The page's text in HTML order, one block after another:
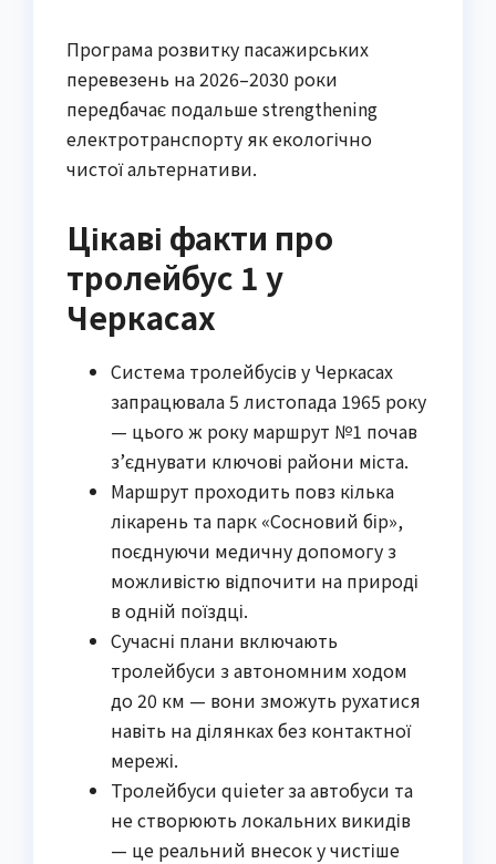
Програма розвитку пасажирських
перевезень на 2026–2030 роки
передбачає подальше strengthening
електротранспорту як екологічно
чистої альтернативи.
Цікаві факти про
тролейбус 1 у
Черкасах
Система тролейбусів у Черкасах
запрацювала 5 листопада 1965 року
— цього ж року маршрут №1 почав
з’єднувати ключові райони міста.
Маршрут проходить повз кілька
лікарень та парк «Сосновий бір»,
поєднуючи медичну допомогу з
можливістю відпочити на природі
в одній поїздці.
Сучасні плани включають
тролейбуси з автономним ходом
до 20 км — вони зможуть рухатися
навіть на ділянках без контактної
мережі.
Тролейбуси quieter за автобуси та
не створюють локальних викидів
— це реальний внесок у чистіше